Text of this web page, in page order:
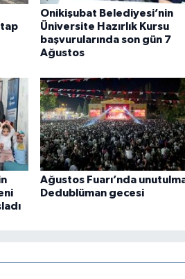
Onikişubat Belediyesi’nin
Üniversite Hazırlık Kursu
başvurularında son gün 7
Ağustos
Ağustos Fuarı’nda
Dedublüman gecesi